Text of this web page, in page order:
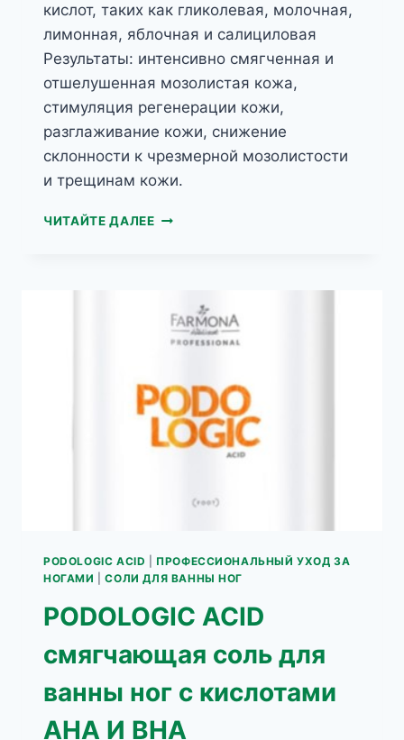
кислот, таких как гликолевая, молочная,
лимонная, яблочная и салициловая
Результаты: интенсивно смягченная и
отшелушенная мозолистая кожа,
стимуляция регенерации кожи,
разглаживание кожи, снижение
склонности к чрезмерной мозолистости
и трещинам кожи.
ЧИТАЙТЕ ДАЛЕЕPODOLOGIC
НОГ
PODOLOGIC ACID
ПРОФЕССИОНАЛЬНЫЙ УХОД ЗА
НОГАМИ
|СОЛИ ДЛЯ ВАННЫ НОГ
PODOLOGIC ACID
смягчающая соль для
ванны ног с кислотами
AHA И BHA